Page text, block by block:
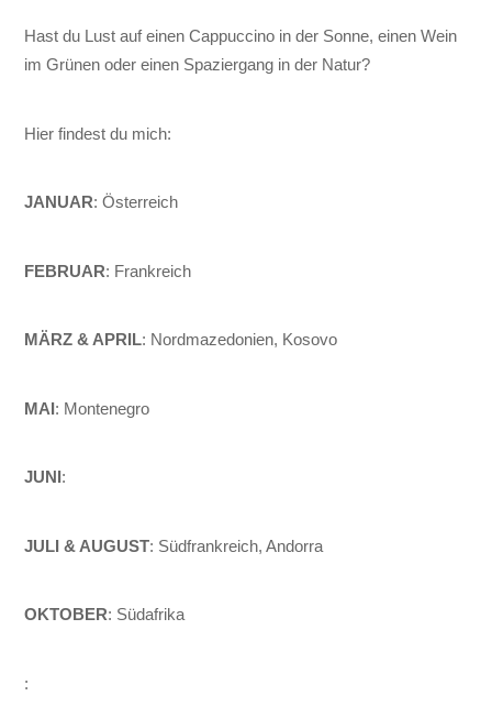
Hast du Lust auf einen Cappuccino in der Sonne, einen Wein
im Grünen oder einen Spaziergang in der Natur?
Hier findest du mich:
JANUAR: Österreich
FEBRUAR: Frankreich
MÄRZ & APRIL: Nordmazedonien, Kosovo
MAI: Montenegro
JUNI:
JULI & AUGUST: Südfrankreich, Andorra
OKTOBER: Südafrika
: